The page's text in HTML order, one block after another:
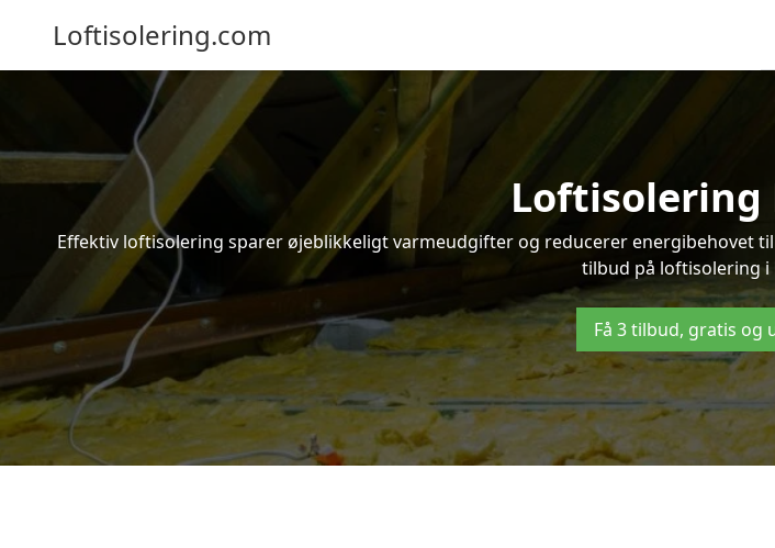
Loftisolering.com
Loftisolering
Effektiv loftisolering sparer øjeblikkeligt varmeudgifter og reducerer energibehovet
tilbud på loftisolering i
Få 3 tilbud, gratis og